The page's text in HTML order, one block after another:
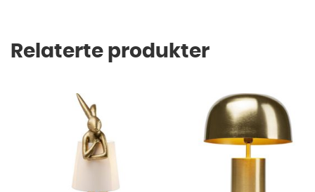
Relaterte produkter